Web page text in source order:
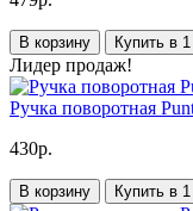
В корзину Купить в
Лидер продаж!
Ручка поворотная
430р.
В корзину Купить в